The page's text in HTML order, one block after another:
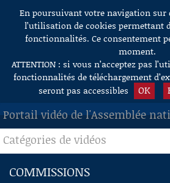
Aller au contenu
En poursuivant votre navigation sur
l’utilisation de cookies permettant
fonctionnalités. Ce consentement
moment.
ATTENTION : si vous n’acceptez pas
fonctionnalités de téléchargement
seront pas accessibles
OK
Portail vidéo de l'Assemblée
ACCUEIL
EN DIRECT
Catégories de vidéos
COMMISSIONS